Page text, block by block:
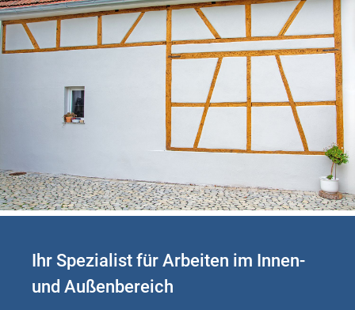
Fassaden
Innenräume
Mineralputz
Trockenausbau
Ihr Spezialist für Arbeiten im Innen-
und Außenbereich